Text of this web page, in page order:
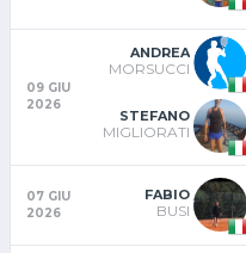
09 GIU
2026
ANDREA
MORSUCCI
STEFANO
MIGLIORATI
07 GIU
2026
FABIO
BUSI